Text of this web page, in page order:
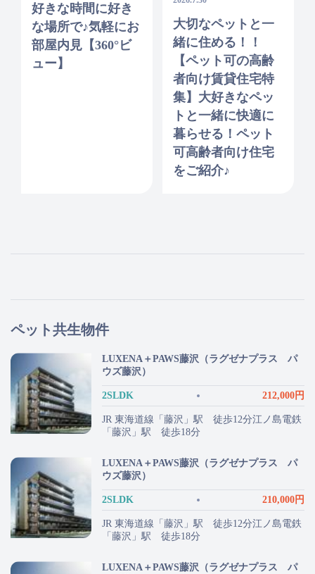
好きな時間に好き
な場所で♪気軽にお
部屋内見【360°ビ
ュー】
大切なペットと一
緒に住める！！
【ペット可の高齢
者向け賃貸住宅特
集】大好きなペッ
トと一緒に快適に
暮らせる！ペット
可高齢者向け住宅
をご紹介♪
ペット共生物件
LUXENA＋PAWS藤沢（ラグゼナプラス パ
ウズ藤沢）
2SLDK 212,000円
JR 東海道線「藤沢」駅 徒歩12分江ノ島電鉄
「藤沢」駅 徒歩18分
LUXENA＋PAWS藤沢（ラグゼナプラス パ
ウズ藤沢）
2SLDK 210,000円
JR 東海道線「藤沢」駅 徒歩12分江ノ島電鉄
「藤沢」駅 徒歩18分
LUXENA＋PAWS藤沢（ラグゼナプラス パ